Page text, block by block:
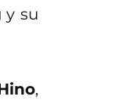
y su
,